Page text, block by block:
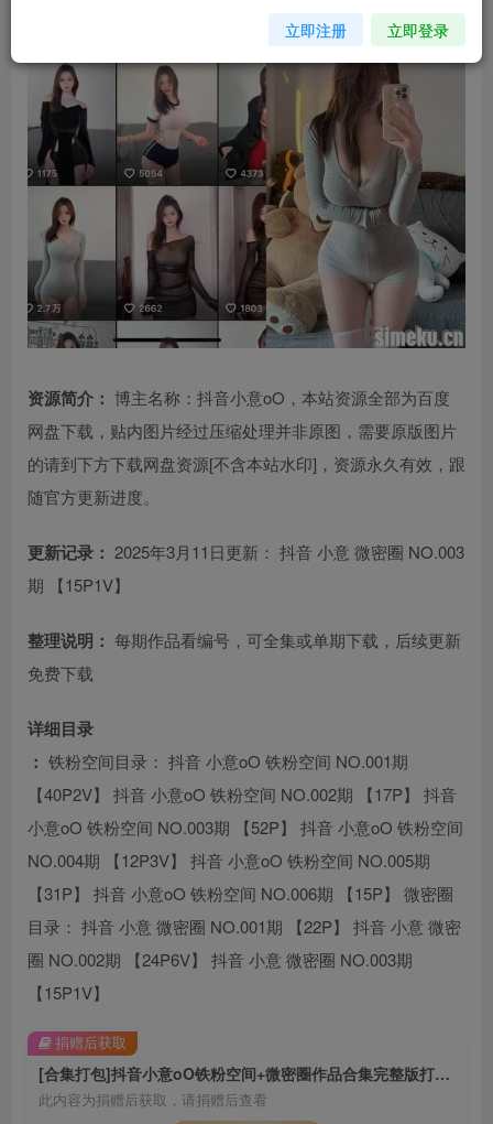
资源简介： 博主名称：抖音小意oO，本站资源全部为百度
网盘下载，贴内图片经过压缩处理并非原图，需要原版图片
的请到下方下载网盘资源[不含本站水印]，资源永久有效，跟
随官方更新进度。
更新记录： 2025年3月11日更新： 抖音 小意 微密圈 NO.003
期 【15P1V】
整理说明： 每期作品看编号，可全集或单期下载，后续更新
免费下载
详细目录
： 铁粉空间目录： 抖音 小意oO 铁粉空间 NO.001期
【40P2V】 抖音 小意oO 铁粉空间 NO.002期 【17P】 抖音
小意oO 铁粉空间 NO.003期 【52P】 抖音 小意oO 铁粉空间
NO.004期 【12P3V】 抖音 小意oO 铁粉空间 NO.005期
【31P】 抖音 小意oO 铁粉空间 NO.006期 【15P】 微密圈
目录： 抖音 小意 微密圈 NO.001期 【22P】 抖音 小意 微密
圈 NO.002期 【24P6V】 抖音 小意 微密圈 NO.003期
【15P1V】
[合集打包]抖音小意oO铁粉空间+微密圈作品合集完整版打包下载+持续更新
此内容为捐赠后获取，请捐赠后查看
捐赠后获取
立即注册 立即登录